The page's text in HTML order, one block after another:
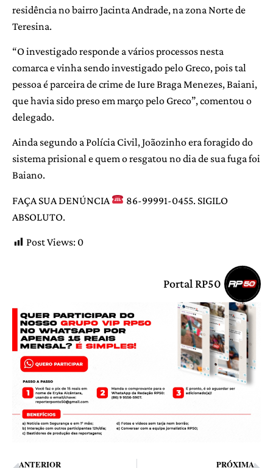
residência no bairro Jacinta Andrade, na zona Norte de
Teresina.
“O investigado responde a vários processos nesta
comarca e vinha sendo investigado pelo Greco, pois tal
pessoa é parceira de crime de Iure Braga Menezes, Baiani,
que havia sido preso em março pelo Greco”, comentou o
delegado.
Ainda segundo a Polícia Civil, Joãozinho era foragido do
sistema prisional e quem o resgatou no dia de sua fuga foi
Baiano.
FAÇA SUA DENÚNCIA
86-99991-0455. SIGILO
ABSOLUTO.
Post Views: 0
Portal RP50
ANTERIOR PRÓXIMA